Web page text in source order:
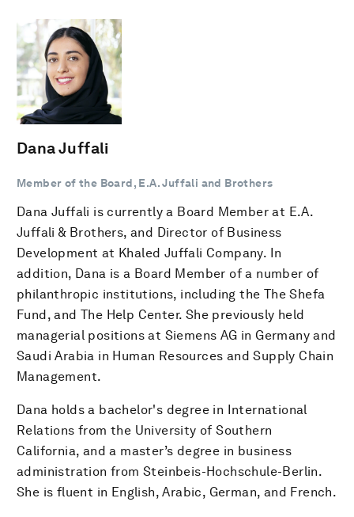
Dana Juffali
Member of the Board, E.A. Juffali and Brothers
Dana Juffali is currently a Board Member at E.A.
Juffali & Brothers, and Director of Business
Development at Khaled Juffali Company. In
addition, Dana is a Board Member of a number of
philanthropic institutions, including the The Shefa
Fund, and The Help Center. She previously held
managerial positions at Siemens AG in Germany and
Saudi Arabia in Human Resources and Supply Chain
Management.
Dana holds a bachelor's degree in International
Relations from the University of Southern
California, and a master’s degree in business
administration from Steinbeis-Hochschule-Berlin.
She is fluent in English, Arabic, German, and French.